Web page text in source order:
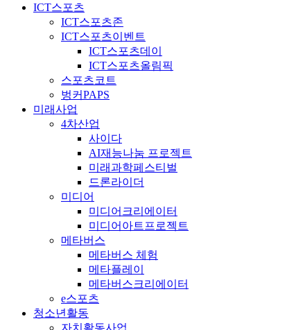
ICT스포츠
ICT스포츠존
ICT스포츠이벤트
ICT스포츠데이
ICT스포츠올림픽
스포츠코트
벙커PAPS
미래사업
4차산업
사이다
AI재능나눔 프로젝트
미래과학페스티벌
드론라이더
미디어
미디어크리에이터
미디어아트프로젝트
메타버스
메타버스 체험
메타플레이
메타버스크리에이터
e스포츠
청소년활동
자치활동사업